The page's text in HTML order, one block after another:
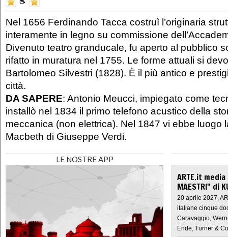
Nel 1656 Ferdinando Tacca costruì l’originaria
interamente in legno su commissione
Divenuto teatro granducale, fu aperto al pubblico
rifatto in muratura nel 1755. Le forme attuali si
Bartolomeo Silvestri (1828). È il più antico e
città.
DA SAPERE: Antonio Meucci, impiegato come
installò nel 1834 il primo telefono acustico della
meccanica (non elettrica). Nel 1847 vi ebbe luogo
Macbeth di Giuseppe Verdi.
LE NOSTRE APP
ARTE.it
MAESTRI" di
20 aprile 2027,
italiane cinque
Caravaggio,
Ende, Turner &